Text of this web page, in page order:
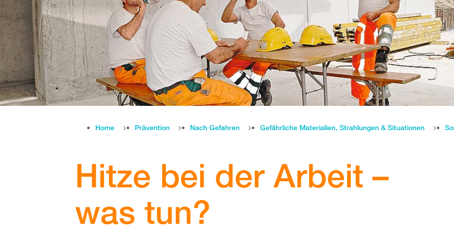
Home Prävention Nach Gefahren Gefährliche Materialien, Strahlungen & Situationen
Hitze bei der Arbeit –
was tun?